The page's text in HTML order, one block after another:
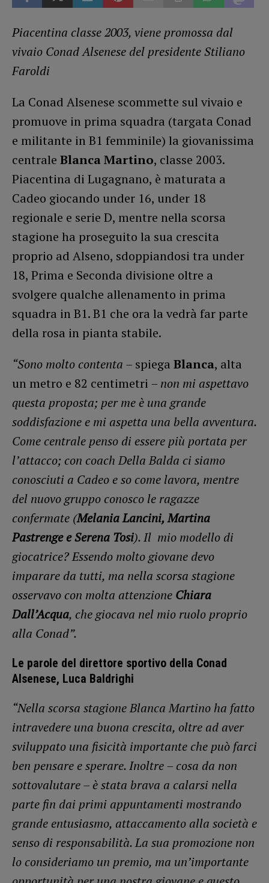
Piacentina classe 2003, viene promossa dal
vivaio Conad Alsenese del presidente Stiliano
Faroldi
La Conad Alsenese scommette sul vivaio e
promuove in prima squadra (targata Conad
e militante in B1 femminile) la giovanissima
centrale Blanca Martino, classe 2003.
Piacentina di Lugagnano, è maturata a
Cadeo giocando under 16, under 18
regionale e serie D, mentre nella scorsa
stagione ha proseguito la sua crescita
proprio ad Alseno, sdoppiandosi tra under
18, Prima e Seconda divisione oltre a
svolgere qualche allenamento in prima
squadra in B1. B1 che ora la vedrà far parte
della rosa in pianta stabile.
“Sono molto contenta – spiega Blanca, alta
un metro e 82 centimetri – non mi aspettavo
questa proposta; per me è una grande
soddisfazione e mi aspetta una bella avventura.
Come centrale penso di essere più portata per
l’attacco; con coach Della Balda ci siamo
conosciuti a Cadeo e so come lavora, mentre
del nuovo gruppo conosco le ragazze
confermate (Melania Lancini, Martina
Pastrenge e Serena Tosi). Il mio modello di
giocatrice? Essendo molto giovane devo
imparare da tutti, ma nella scorsa stagione
osservavo con molta attenzione Chiara
Dall’Acqua, che giocava nel mio ruolo proprio
alla Conad”.
Le parole del direttore sportivo della Conad
Alsenese, Luca Baldrighi
“Nella scorsa stagione Blanca Martino ha fatto
intravedere una buona crescita, oltre ad aver
sviluppato una fisicità importante che può farci
ben pensare e sperare. Inoltre – cosa da non
sottovalutare – è stata brava a calarsi nella
parte fin dai primi appuntamenti mostrando
grande entusiasmo, attaccamento alla società e
senso di responsabilità. La sua promozione non
lo consideriamo un premio, ma un’importante